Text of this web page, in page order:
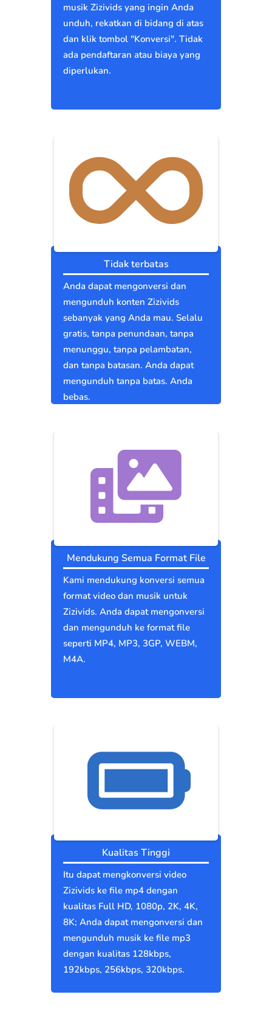
musik Zizivids yang ingin Anda
unduh, rekatkan di bidang di atas
dan klik tombol "Konversi". Tidak
ada pendaftaran atau biaya yang
diperlukan.
Tidak terbatas
Anda dapat mengonversi dan
mengunduh konten Zizivids
sebanyak yang Anda mau. Selalu
gratis, tanpa penundaan, tanpa
menunggu, tanpa pelambatan,
dan tanpa batasan. Anda dapat
mengunduh tanpa batas. Anda
bebas.
Mendukung Semua Format File
Kami mendukung konversi semua
format video dan musik untuk
Zizivids. Anda dapat mengonversi
dan mengunduh ke format file
seperti MP4, MP3, 3GP, WEBM,
M4A.
Kualitas Tinggi
Itu dapat mengkonversi video
Zizivids ke file mp4 dengan
kualitas Full HD, 1080p, 2K, 4K,
8K; Anda dapat mengonversi dan
mengunduh musik ke file mp3
dengan kualitas 128kbps,
192kbps, 256kbps, 320kbps.